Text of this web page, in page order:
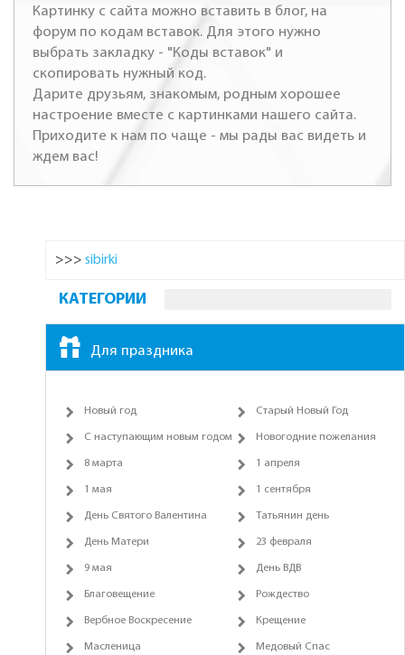
Картинку с сайта можно вставить в блог, на
форум по кодам вставок. Для этого нужно
выбрать закладку - "Коды вставок" и
скопировать нужный код.
Дарите друзьям, знакомым, родным хорошее
настроение вместе с картинками нашего сайта.
Приходите к нам по чаще - мы рады вас видеть и
ждем вас!
>>> sibirki
КАТЕГОРИИ
Для праздника
Новый год Старый Новый Год
С наступающим новым годом Новогодние пожелания
8 марта 1 апреля
1 мая 1 сентября
День Святого Валентина Татьянин день
День Матери 23 февраля
9 мая День ВДВ
Благовещение Рождество
Вербное Воскресение Крещение
Масленица Медовый Спас